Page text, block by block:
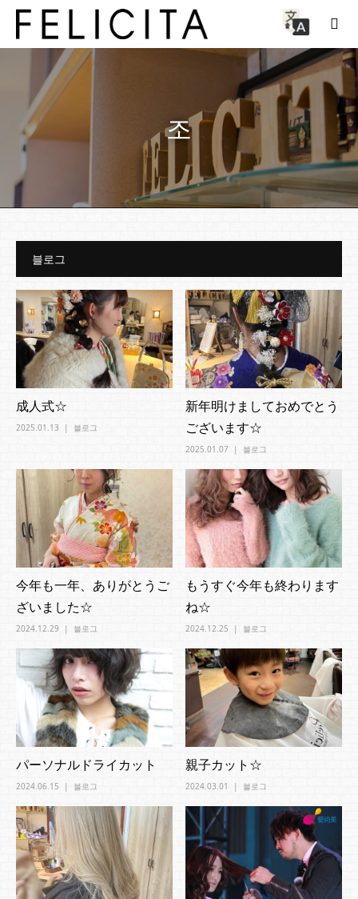
조
블로그
成人式☆
2025.01.13 블로그
新年明けましておめでとう
ございます☆
2025.01.07 블로그
今年も一年、ありがとうご
ざいました☆
2024.12.29 블로그
もうすぐ今年も終わります
ね☆
2024.12.25 블로그
パーソナルドライカット
2024.06.15 블로그
親子カット☆
2024.03.01 블로그